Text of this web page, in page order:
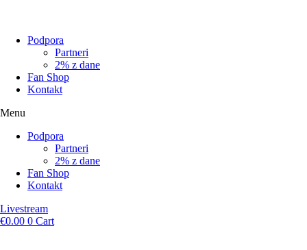
Podpora
Partneri
2% z dane
Fan Shop
Kontakt
Menu
Podpora
Partneri
2% z dane
Fan Shop
Kontakt
Livestream
€0.00 0 Cart